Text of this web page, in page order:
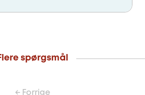
spørgsmål
← Forrige